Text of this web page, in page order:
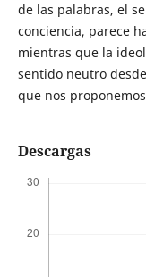
de las palabras, el
conciencia, parece
mientras que la
sentido neutro
que nos
Descargas